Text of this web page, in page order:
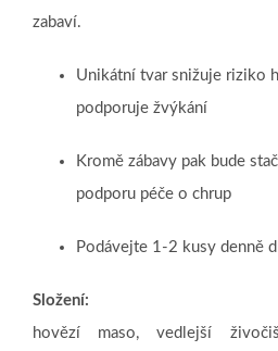
zabaví.
Unikátní tvar snižuje riziko
podporuje žvýkání
Kromě zábavy pak bude
podporu péče o chrup
Podávejte 1-2 kusy denně
Složení:
hovězí maso, vedlejší